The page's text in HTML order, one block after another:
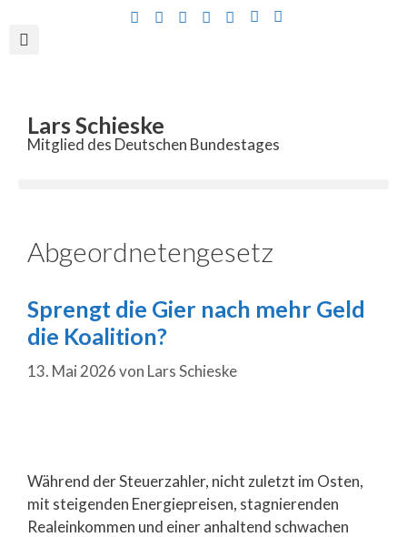
Lars Schieske
Mitglied des Deutschen Bundestages
Abgeordnetengesetz
Sprengt die Gier nach mehr Geld
die Koalition?
13. Mai 2026von Lars Schieske
Während der Steuerzahler, nicht zuletzt im Osten,
mit steigenden Energiepreisen, stagnierenden
Realeinkommen und einer anhaltend schwachen